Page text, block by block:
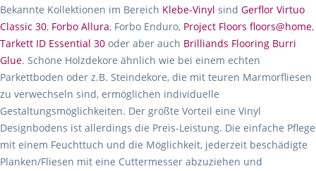
Bekannte Kollektionen im Bereich Klebe-Vinyl sind Gerflor Virtuo
Classic 30, Forbo Allura, Forbo Enduro, Project Floors floors@home,
Tarkett ID Essential 30 oder aber auch Brilliands Flooring Burri
Glue. Schöne Holzdekore ähnlich wie bei einem echten
Parkettboden oder z.B. Steindekore, die mit teuren Marmorfliesen
zu verwechseln sind, ermöglichen individuelle
Gestaltungsmöglichkeiten. Der größte Vorteil eine Vinyl
Designbodens ist allerdings die Preis-Leistung. Die einfache Pflege
mit einem Feuchttuch und die Möglichkeit, jederzeit beschädigte
Planken/Fliesen mit eine Cuttermesser abzuziehen und